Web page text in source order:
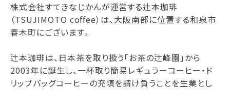
株式会社すてきなじかんが運営する辻本珈琲
（TSUJIMOTO coffee）は、大阪南部に位置する和泉市
春木町にございます。
辻本珈琲は、日本茶を取り扱う「お茶の辻峰園」から
2003年に誕生し、一杯取り簡易レギュラーコーヒー・ド
リップバッグコーヒーの充填を請け負うことを生業とし